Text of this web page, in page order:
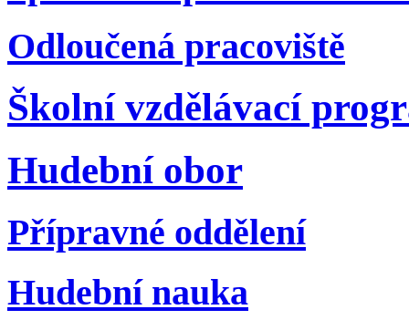
Odloučená pracoviště
Školní vzdělávací
Hudební obor
Přípravné oddělení
Hudební nauka